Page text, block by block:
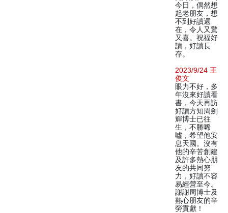
今日，偶然想
起老朋友，想
不到好讀還
在，令人又驚
又喜。祝福好
讀，好讀長
存。
2023/9/24 王
俊文
眼力不好，多
年沒來好讀看
書，今天再訪
好讀方知周劍
輝博士已往
生，不勝唏
噓，希望他安
息天國。沒有
他的辛苦創建
及許多熱心朋
友的共同努
力，好讀不容
易經營至今。
謝謝周博士及
熱心朋友的辛
勞貢獻！